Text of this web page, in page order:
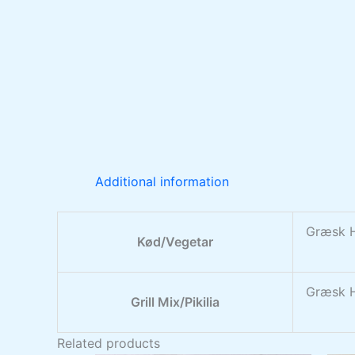
Additional information
Kød/Vegetar
Græsk
Grill Mix/Pikilia
Græsk
Related products